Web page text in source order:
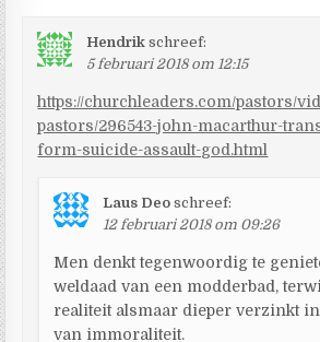
Hendrik schreef:
5 februari 2018 om 12:15
https://churchleaders.com/pastors/
pastors/296543-john-macarthur-
form-suicide-assault-god.html
Laus Deo schreef:
12 februari 2018 om 09:26
Men denkt tegenwoordig te
weldaad van een modderbad,
realiteit alsmaar dieper verzinkt
van immoraliteit.